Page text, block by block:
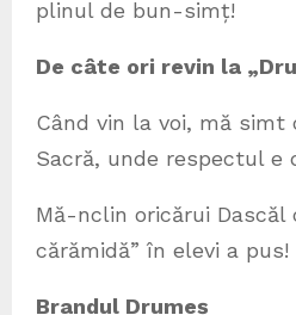
plinul de bun-simț!
De câte ori revin la
Când vin la voi, mă
Sacră, unde respectul e
Mă-nclin oricărui Dascăl
cărămidă” în elevi a pus!
Brandul Drumeș